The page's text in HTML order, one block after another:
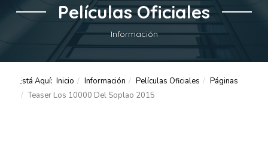
Películas Oficiales
Información
Está Aquí: Inicio Información Películas Oficiales
Páginas
Teaser Los 10000 Del Soplao 2015